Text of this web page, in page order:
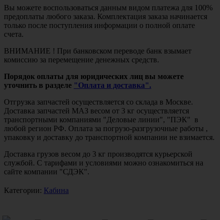
Вы можете воспользоваться данным видом платежа для 100%
предоплаты любого заказа. Комплектация заказа начинается
только после поступления информации о полной оплате
счета.
ВНИМАНИЕ ! При банковском переводе банк взымает
комиссию за перемещение денежных средств.
Порядок оплаты для юридических лиц вы можете
уточнить в разделе "Оплата и доставка".
Отгрузка запчастей осуществляется со склада в Москве.
Доставка запчастей МАЗ весом от 3 кг осуществляется
транспортными компаниями "Деловые линии", "ПЭК" в
любой регион РФ. Оплата за погрузо-разгрузочные работы ,
упаковку и доставку до транспортной компании не взимается.
Доставка грузов весом до 3 кг производятся курьерской
службой. С тарифами и условиями можно ознакомиться на
сайте компании "СДЭК".
Категории: Кабина